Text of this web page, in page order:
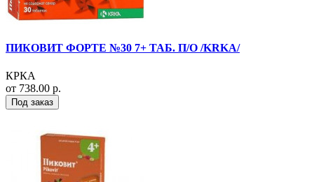
ПИКОВИТ ФОРТЕ №30 7+ ТАБ. П/О /KRKA/
КРКА
от 738.00 р.
Под заказ